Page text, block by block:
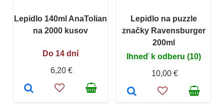
Lepidlo 140ml AnaTolian
na 2000 kusov
Do 14 dní
6,20 €
Lepidlo na puzzle
značky Ravensburger
200ml
Ihneď k odberu (10)
10,00 €